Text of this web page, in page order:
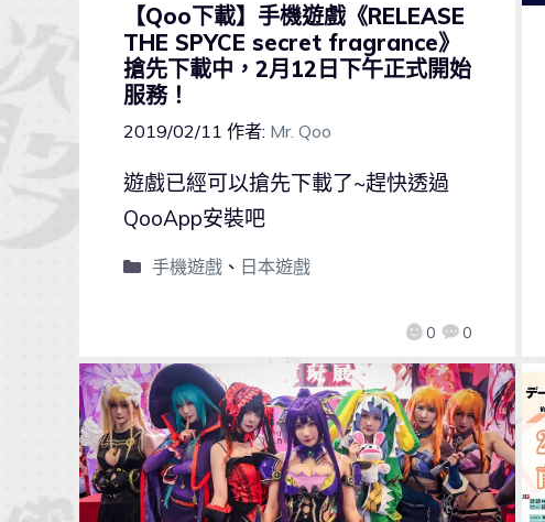
【Qoo下載】手機遊戲《RELEASE
THE SPYCE secret fragrance》
搶先下載中，2月12日下午正式開始
服務！
2019/02/11 作者: Mr. Qoo
0 0
遊戲已經可以搶先下載了~趕快透過
QooApp安裝吧
手機遊戲、 日本遊戲